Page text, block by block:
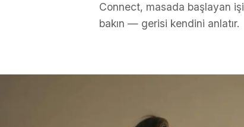
Connect, masada başlayan
bakın — gerisi kendini anlatır.